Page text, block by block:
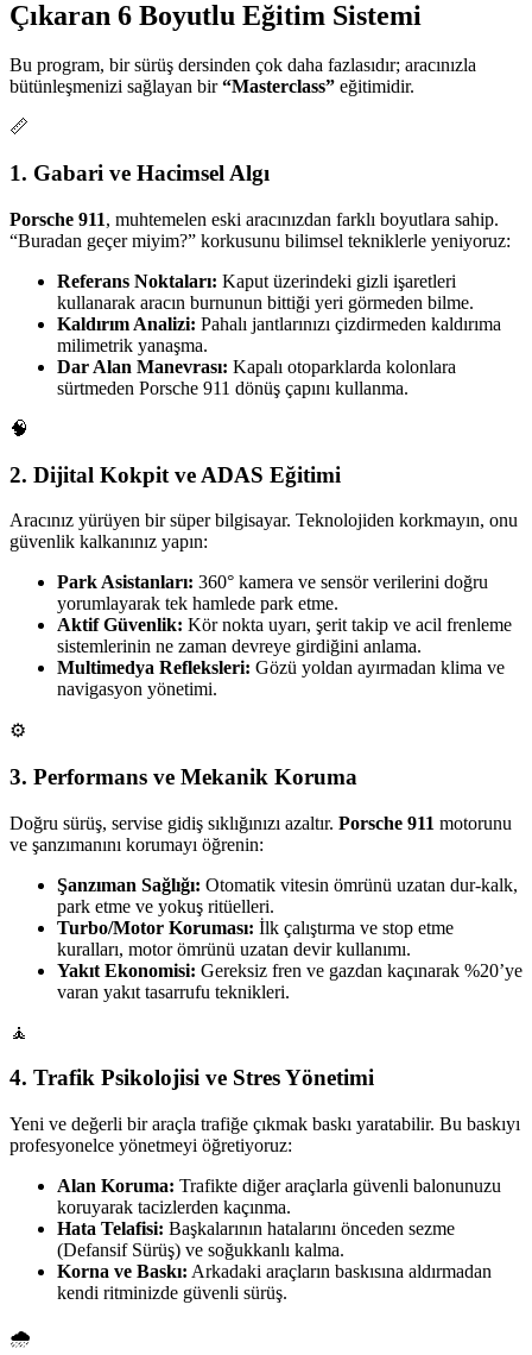
Çıkaran 6 Boyutlu Eğitim Sistemi
Bu program, bir sürüş dersinden çok daha fazlasıdır; aracınızla
bütünleşmenizi sağlayan bir“Masterclass” eğitimidir.
📏
1. Gabari ve Hacimsel Algı
Porsche 911, muhtemelen eski aracınızdan farklı boyutlara sahip.
“Buradan geçer miyim?” korkusunu bilimsel tekniklerle yeniyoruz:
Referans Noktaları: Kaput üzerindeki gizli işaretleri
kullanarak aracın burnunun bittiği yeri görmeden bilme.
Kaldırım Analizi: Pahalı jantlarınızı çizdirmeden kaldırıma
milimetrik yanaşma.
Dar Alan Manevrası: Kapalı otoparklarda kolonlara
sürtmeden Porsche 911 dönüş çapını kullanma.
🧠
2. Dijital Kokpit ve ADAS Eğitimi
Aracınız yürüyen bir süper bilgisayar. Teknolojiden korkmayın, onu
güvenlik kalkanınız yapın:
Park Asistanları: 360° kamera ve sensör verilerini doğru
yorumlayarak tek hamlede park etme.
Aktif Güvenlik: Kör nokta uyarı, şerit takip ve acil frenleme
sistemlerinin ne zaman devreye girdiğini anlama.
Multimedya Refleksleri: Gözü yoldan ayırmadan klima ve
navigasyon yönetimi.
⚙️
3. Performans ve Mekanik Koruma
Doğru sürüş, servise gidiş sıklığınızı azaltır. Porsche 911 motorunu
ve şanzımanını korumayı öğrenin:
Şanzıman Sağlığı: Otomatik vitesin ömrünü uzatan dur-kalk,
park etme ve yokuş ritüelleri.
Turbo/Motor Koruması: İlk çalıştırma ve stop etme
kuralları, motor ömrünü uzatan devir kullanımı.
Yakıt Ekonomisi: Gereksiz fren ve gazdan kaçınarak %20’ye
varan yakıt tasarrufu teknikleri.
🧘
4. Trafik Psikolojisi ve Stres Yönetimi
Yeni ve değerli bir araçla trafiğe çıkmak baskı yaratabilir. Bu baskıyı
profesyonelce yönetmeyi öğretiyoruz:
Alan Koruma: Trafikte diğer araçlarla güvenli balonunuzu
koruyarak tacizlerden kaçınma.
Hata Telafisi: Başkalarının hatalarını önceden sezme
(Defansif Sürüş) ve soğukkanlı kalma.
Korna ve Baskı: Arkadaki araçların baskısına aldırmadan
kendi ritminizde güvenli sürüş.
🌧️